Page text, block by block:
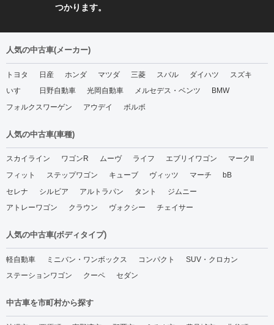
つかります。
人気の中古車(メーカー)
トヨタ 日産 ホンダ マツダ 三菱 スバル ダイハツ
スズキ
いすゞ
日野自動車 光岡自動車 メルセデス・ベンツ
BMW
フォルクスワーゲン
アウデイ ボルボ
人気の中古車(車種)
スカイライン ワゴンR ムーヴ ライフ エブリイワゴン
マークII
フィット
ステップワゴン キューブ ヴィッツ マーチ
bB
セレナ
シルビア アルトラパン タント
ジムニー
アトレーワゴン
クラウン ヴォクシー チェイサー
人気の中古車(ボディタイプ)
軽自動車 ミニバン・ワンボックス コンパクト
SUV・クロカン
ステーションワゴン
クーペ セダン
中古車を市町村から探す